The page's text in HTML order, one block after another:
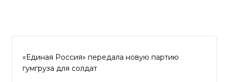
«Единая Россия» передала новую партию
гумгруза для солдат